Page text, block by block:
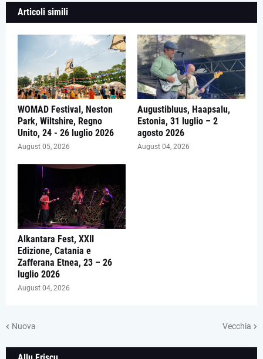
Articoli simili
WOMAD Festival, Neston
Park, Wiltshire, Regno
Unito, 24 - 26 luglio 2026
August 05, 2026
Augustibluus, Haapsalu,
Estonia, 31 luglio – 2
agosto 2026
August 04, 2026
Alkantara Fest, XXII
Edizione, Catania e
Zafferana Etnea, 23 – 26
luglio 2026
August 04, 2026
Nuova Vecchia